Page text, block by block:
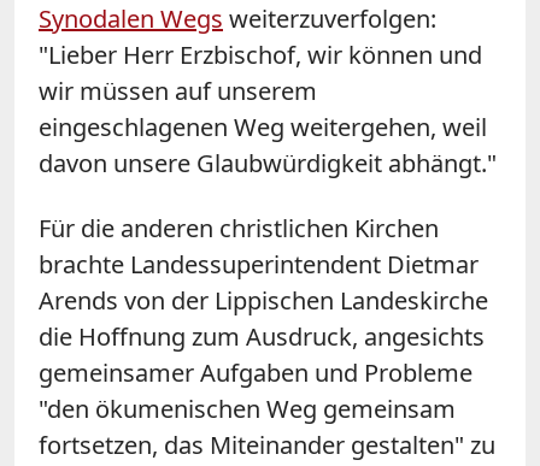
Synodalen Wegs weiterzuverfolgen:
"Lieber Herr Erzbischof, wir können und
wir müssen auf unserem
eingeschlagenen Weg weitergehen, weil
davon unsere Glaubwürdigkeit abhängt."
Für die anderen christlichen Kirchen
brachte Landessuperintendent Dietmar
Arends von der Lippischen Landeskirche
die Hoffnung zum Ausdruck, angesichts
gemeinsamer Aufgaben und Probleme
"den ökumenischen Weg gemeinsam
fortsetzen, das Miteinander gestalten" zu